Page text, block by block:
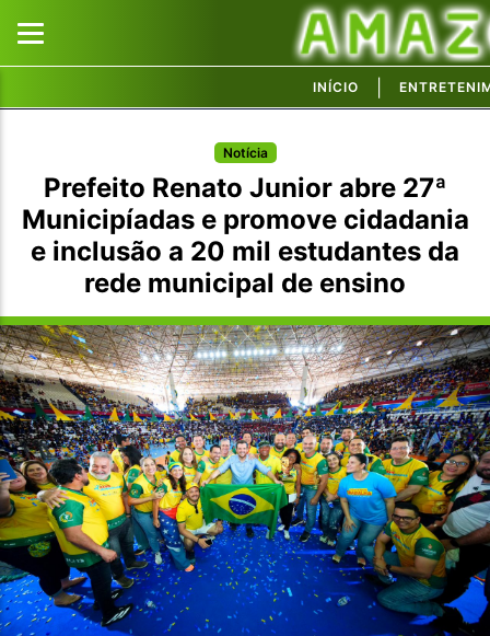
INÍCIO
Notícia
Prefeito Renato Junior abre 27ª
Municipíadas e promove cidadania
e inclusão a 20 mil estudantes da
rede municipal de ensino